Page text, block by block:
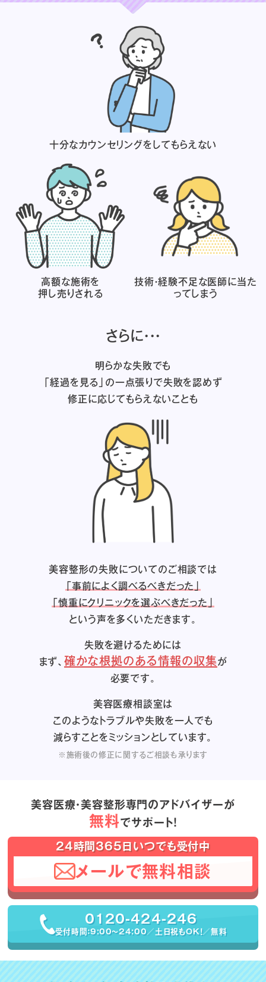
十分なカウンセリングをしてもらえない
高額な施術を
押し売りされる
技術・経験不足な医師に当た
ってしまう
さらに・・・
明らかな失敗でも
「経過を見る」の一点張りで失敗を認めず
修正に応じてもらえないことも
美容整形の失敗についてのご相談では
「事前によく調べるべきだった」
「慎重にクリニックを選ぶべきだった」
という声を多くいただきます。
失敗を避けるためには
まず、確かな根拠のある情報の収集が
必要です。
美容医療相談室は
このようなトラブルや失敗を一人でも
減らすことをミッションとしています。
※施術後の修正に関するご相談も承ります
美容医療・美容整形専門のアドバイザーが
無料でサポート！
24時間365日いつでも受付中
メールで無料相談
0120-424-246
受付時間：9:00〜24:00／土日祝もOK！／無料